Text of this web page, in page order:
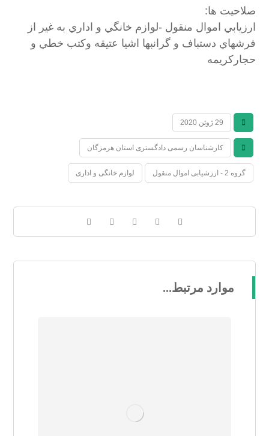
صلاحیت ها:
ارزيابي اموال منقول -لوازم خانگي و اداري به غير از
فرشهاي دستباف و گرانبها اشيا عتيقه وكتب خطي و
حجاركريمه
29 ژوئن 2020
کارشناسان رسمی دادگستری استان هرمزگان
گروه 2 - ارزشیابی اموال منقول لوازم خانگی و اداری
موارد مرتبط...